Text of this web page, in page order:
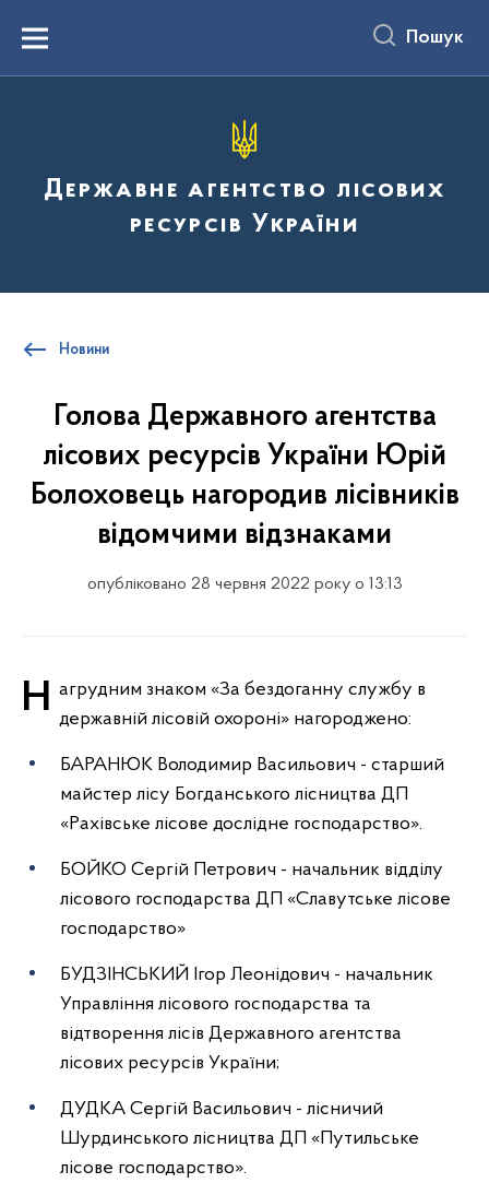
вмістуMenu Пошук
Державне агентство лісових
ресурсів України
Новини
Голова Державного агентства
лісових ресурсів України Юрій
Болоховець нагородив лісівників
відомчими відзнаками
опубліковано 28 червня 2022 року о 13:13
Нагрудним знаком «За бездоганну службу в державній лісовій охороні» нагороджено:
БАРАНЮК Володимир Васильович - старший
майстер лісу Богданського лісництва ДП
«Рахівське лісове дослідне господарство».
БОЙКО Сергій Петрович - начальник відділу
лісового господарства ДП «Славутське лісове
господарство»
БУДЗІНСЬКИЙ Ігор Леонідович - начальник
Управління лісового господарства та
відтворення лісів Державного агентства
лісових ресурсів України;
ДУДКА Сергій Васильович - лісничий
Шурдинського лісництва ДП «Путильське
лісове господарство».